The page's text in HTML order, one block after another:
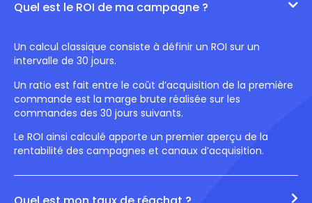
Quel est le ROI de ma campagne ?
Un calcul classique consiste à définir un ROI sur un
intervalle de 30 jours.
Un ratio est fait entre le coût d’acquisition de la première
commande est la marge brute réalisée sur les
commandes des 30 jours suivants.
Le ROI ainsi calculé apporte un premier aperçu de la
rentabilité des campagnes et canaux d’acquisition.